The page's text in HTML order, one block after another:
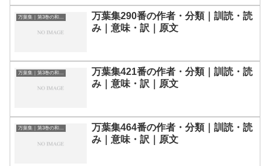
万葉集｜第3巻の和歌一覧
万葉集290番の作者・分類｜訓読・読
み｜意味・訳｜原文
万葉集｜第3巻の和歌一覧
万葉集421番の作者・分類｜訓読・読
み｜意味・訳｜原文
万葉集｜第3巻の和歌一覧
万葉集464番の作者・分類｜訓読・読
み｜意味・訳｜原文